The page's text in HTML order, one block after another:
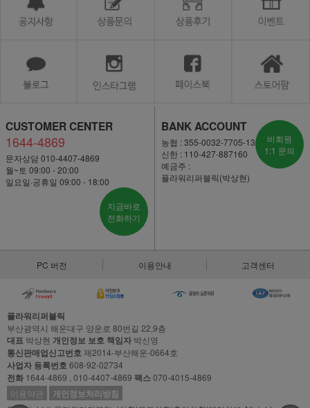
CUSTOMER CENTER
1644-4869
문자상담 010-4407-4869
월~토 09:00 - 20:00
일요일·공휴일 09:00 - 18:00
지금바로
전화하기
BANK ACCOUNT
농협 : 355-0032-7705-13
신한 : 110-427-887160
예금주 :
플라워리퍼블릭(박상현)
비회원
1:1 문의
PC 버전 이용안내 고객센터
플라워리퍼블릭
부산광역시 해운대구 양운로 80번길 22,9층
대표 박상현 개인정보 보호 책임자 박신영
통신판매업신고번호제2014-부산해운-0664호
사업자 등록번호608-92-02734
전화 1644-4869 , 010-4407-4869 팩스070-4015-4869
이용약관
개인정보처리방침